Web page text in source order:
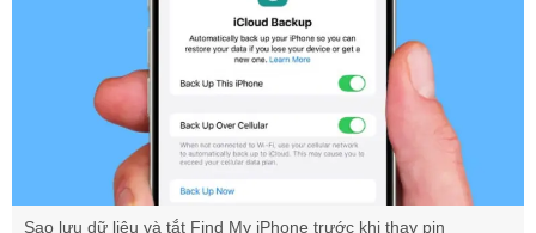
Sao lưu dữ liệu và tắt Find My iPhone trước khi thay pin